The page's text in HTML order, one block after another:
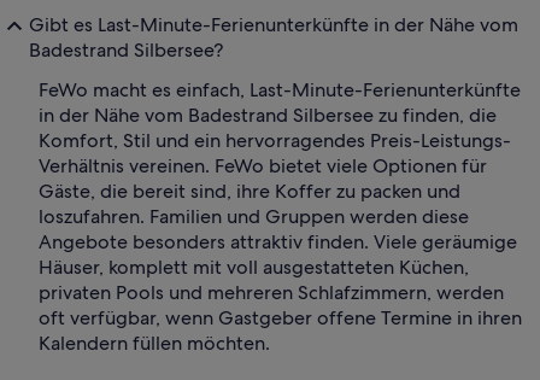
Gibt es Last-Minute-Ferienunterkünfte in der Nähe vom
Badestrand Silbersee?
FeWo macht es einfach, Last-Minute-Ferienunterkünfte
in der Nähe vom Badestrand Silbersee zu finden, die
Komfort, Stil und ein hervorragendes Preis-Leistungs-
Verhältnis vereinen. FeWo bietet viele Optionen für
Gäste, die bereit sind, ihre Koffer zu packen und
loszufahren. Familien und Gruppen werden diese
Angebote besonders attraktiv finden. Viele geräumige
Häuser, komplett mit voll ausgestatteten Küchen,
privaten Pools und mehreren Schlafzimmern, werden
oft verfügbar, wenn Gastgeber offene Termine in ihren
Kalendern füllen möchten.